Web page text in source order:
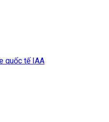
quốc tế IAA